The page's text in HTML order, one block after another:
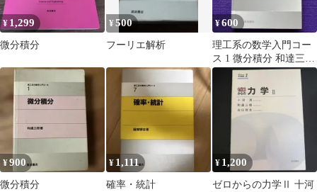
¥ 1,299
微分積分
¥500
フーリエ解析
¥600
理工系の数学入門コー
ス 1 微分積分 和達三樹
岩波書店
¥900
微分積分
¥ 1,111
確率・統計
¥ 1,200
ゼロからの力学Ⅱ 十河